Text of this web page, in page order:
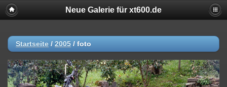
Neue Galerie für xt600.de
Startseite / 2005 / foto